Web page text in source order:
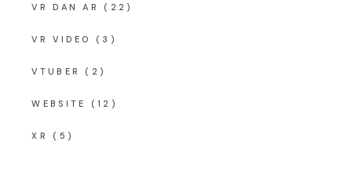
VR DAN AR (22)
VR VIDEO (3)
VTUBER (2)
WEBSITE (12)
XR (5)